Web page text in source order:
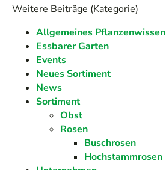
Weitere Beiträge (Kategorie)
Allgemeines Pflanzenwissen
Essbarer Garten
Events
Neues Sortiment
News
Sortiment
Obst
Rosen
Buschrosen
Hochstammrosen